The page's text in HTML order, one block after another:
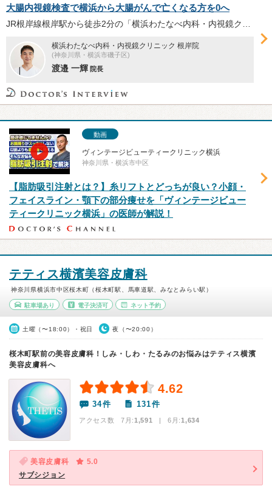
大腸内視鏡検査で横浜から大腸がんで亡くなる方を0へ
横浜わたなべ内科・内視鏡クリニック 根岸院
(神奈川県・横浜市磯子区)
渡邉 一輝 院長
動画
ヴィンテージビューティークリニック横浜
神奈川県・横浜市中区
【脂肪吸引注射とは？】糸リフトとどっちが良い？小顔・
フェイスライン・顎下の部分痩せを「ヴィンテージビュー
ティークリニック横浜」の医師が解説！
テティス横濱美容皮膚科
神奈川県横浜市中区桜木町（桜木町駅、馬車道駅、みなとみらい駅）
駐車場あり 電子決済可 ネット予約
土曜（〜18:00）・祝日 夜（〜20:00）
桜木町駅前の美容皮膚科！しみ・しわ・たるみのお悩みはテティス横濱
美容皮膚科へ
4.62
34件 131件
アクセス数 7月:1,591 | 6月:1,634
美容皮膚科
5.0
サブシジョン